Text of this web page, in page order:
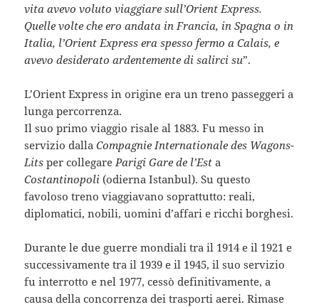
vita avevo voluto viaggiare sull’Orient Express.
Quelle volte che ero andata in Francia, in Spagna o in
Italia, l’Orient Express era spesso fermo a Calais, e
avevo desiderato ardentemente di salirci su”.
L’Orient Express in origine era un treno passeggeri a
lunga percorrenza.
Il suo primo viaggio risale al 1883. Fu messo in
servizio dallaCompagnie Internationale des Wagons-
Lits per collegare Parigi Gare de l’Esta
Costantinopoli(odierna Istanbul). Su questo
favoloso treno viaggiavano soprattutto: reali,
diplomatici, nobili, uomini d’affari e ricchi borghesi.
Durante le due guerre mondiali tra il 1914 e il 1921 e
successivamente tra il 1939 e il 1945, il suo servizio
fu interrotto e nel 1977, cessò definitivamente, a
causa della concorrenza dei trasporti aerei. Rimase